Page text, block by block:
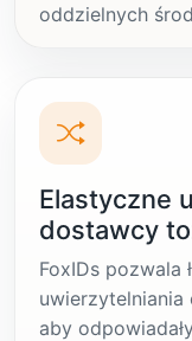
oddzielnych
Elastyczne
dostawcy
FoxIDs pozwala
aby